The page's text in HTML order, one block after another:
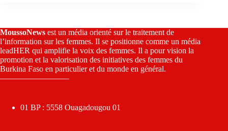
MoussoNews est un média orienté sur le traitement de
l’information sur les femmes. Il se positionne comme un média
leadHER qui amplifie la voix des femmes. Il a pour vision la
promotion et la valorisation des initiatives des femmes du
Burkina Faso en particulier et du monde en général.
————————–
01 BP : 5558 Ouagadougou 01